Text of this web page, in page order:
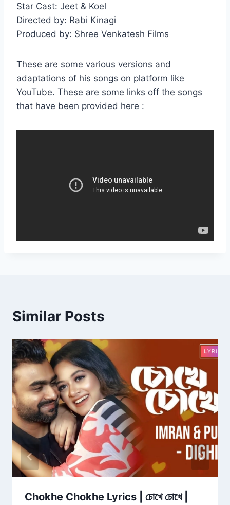
Star Cast: Jeet & Koel
Directed by: Rabi Kinagi
Produced by: Shree Venkatesh Films
These are some various versions and
adaptations of his songs on platform like
YouTube. These are some links off the songs
that have been provided here :
Similar Posts
Chokhe Chokhe Lyrics | চোখে চোখে |